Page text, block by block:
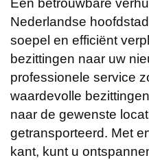
Nederlandse
soepel en efficiënt
bezittingen naar uw
professionele service
waardevolle
naar de gewenste
getransporteerd. Met
kant, kunt u